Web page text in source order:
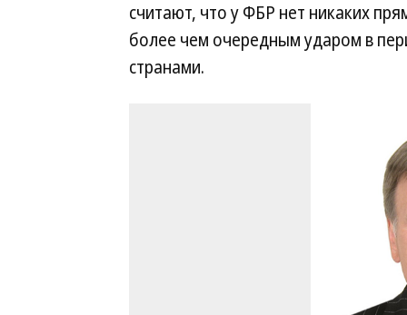
считают, что у ФБР нет никаких
более чем очередным ударом в
странами.